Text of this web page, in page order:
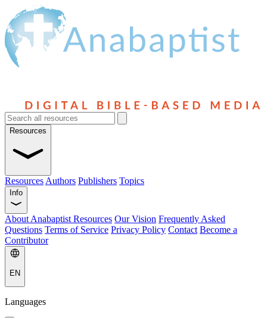
Resources
Resources Authors Publishers Topics
Info
About Anabaptist Resources Our Vision Frequently Asked
Questions Terms of Service Privacy Policy Contact Become a
Contributor
EN
Languages